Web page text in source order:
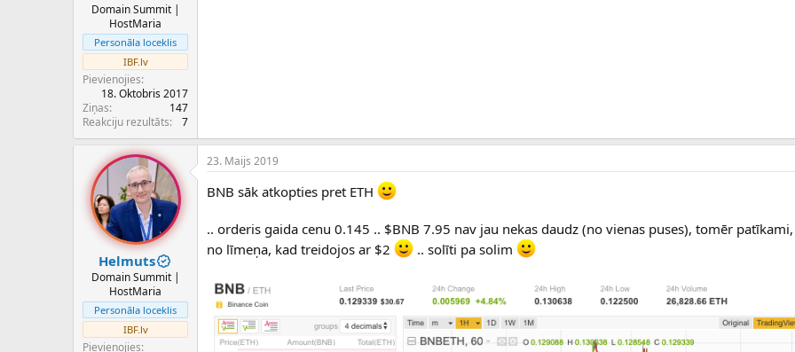
Domain Summit |
HostMaria
Personāla loceklis
IBF.lv
Pievienojies
18. Oktobris 2017
Ziņas
147
Reakciju rezultāts
7
Helmuts
Domain Summit |
HostMaria
Personāla loceklis
IBF.lv
Pievienojies
23. Maijs 2019
BNB sāk atkopties pret ETH
.. orderis gaida cenu 0.145 .. $BNB 7.95 nav jau nekas daudz (no vienas puses), tomēr
no līmeņa, kad treidojos ar $2
.. solīti pa solim